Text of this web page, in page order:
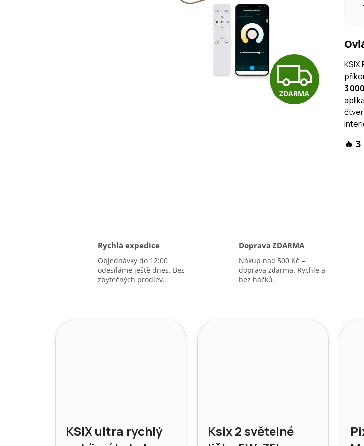
Z
D
ZDARMA
3
🔥
Rychlá expedice
Objednávky do 12:00
odesíláme ještě dnes. Bez
zbytečných prodlev.
Doprava ZDARMA
Nákup nad 500 Kč =
doprava zdarma. Rychle a
bez háčků.
KSIX ultra rychlý
Ksix 2 světelné